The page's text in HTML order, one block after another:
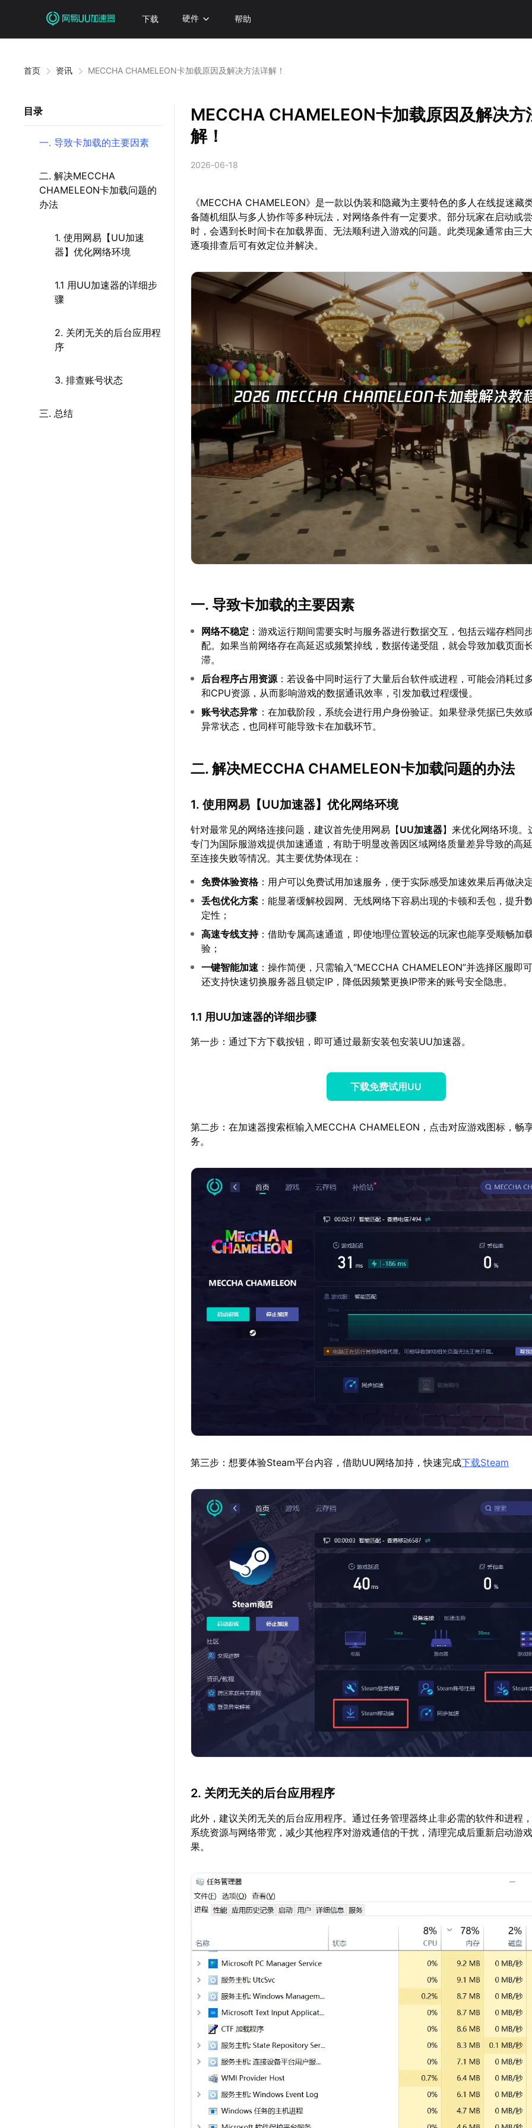
下载 硬件 帮助
首页 资讯 MECCHA CHAMELEON卡加载原因及解决方法详解！
目录
一. 导致卡加载的主要因素
二. 解决MECCHA
CHAMELEON卡加载问题的
办法
1. 使用网易【UU加速
器】优化网络环境
1.1 用UU加速器的详细步
骤
2. 关闭无关的后台应用程
序
3. 排查账号状态
三. 总结
MECCHA CHAMELEON卡加载原因及解决方
解！
2026-06-18
《MECCHA CHAMELEON》是一款以伪装和隐藏为主要特色的多人在线捉迷藏
备随机组队与多人协作等多种玩法，对网络条件有一定要求。部分玩家在启动或
时，会遇到长时间卡在加载界面、无法顺利进入游戏的问题。此类现象通常由三
逐项排查后可有效定位并解决。
一. 导致卡加载的主要因素
网络不稳定 ：游戏运行期间需要实时与服务器进行数据交互，包括云端存档同
配。如果当前网络存在高延迟或频繁掉线，数据传递受阻，就会导致加载页面
滞。
后台程序占用资源 ：若设备中同时运行了大量后台软件或进程，可能会消耗过
和CPU资源，从而影响游戏的数据通讯效率，引发加载过程缓慢。
账号状态异常 ：在加载阶段，系统会进行用户身份验证。如果登录凭据已失效
异常状态，也同样可能导致卡在加载环节。
二. 解决MECCHA CHAMELEON卡加载问题的办法
1. 使用网易【UU加速器】优化网络环境
针对最常见的网络连接问题，建议首先使用网易【UU加速器】来优化网络环境。
专门为国际服游戏提供加速通道，有助于明显改善因区域网络质量差异导致的高
至连接失败等情况。其主要优势体现在：
免费体验资格：用户可以免费试用加速服务，便于实际感受加速效果后再做决
丢包优化方案 ：能显著缓解校园网、无线网络下容易出现的卡顿和丢包，提升
定性；
高速专线支持：借助专属高速通道，即使地理位置较远的玩家也能享受顺畅加
验；
一键智能加速 ：操作简便，只需输入“MECCHA CHAMELEON”并选择区服即
还支持快速切换服务器且锁定IP，降低因频繁更换IP带来的账号安全隐患。
1.1 用UU加速器的详细步骤
第一步：通过下方下载按钮，即可通过最新安装包安装UU加速器。
下载免费试用UU
第二步：在加速器搜索框输入MECCHA CHAMELEON，点击对应游戏图标，畅
务。
第三步：想要体验Steam平台内容，借助UU网络加持，快速完成下载Steam
2. 关闭无关的后台应用程序
此外，建议关闭无关的后台应用程序。通过任务管理器终止非必需的软件和进程
系统资源与网络带宽，减少其他程序对游戏通信的干扰，清理完成后重新启动游
果。